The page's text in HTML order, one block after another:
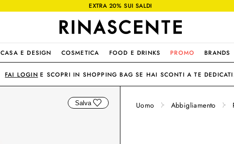
EXTRA 20% SUI SALDI
CASA E DESIGN COSMETICA FOOD E DRINKS PROMO BRANDS
FAI LOGIN E SCOPRI IN SHOPPING BAG SE HAI SCONTI A TE
Salva Uomo Abbigliamento